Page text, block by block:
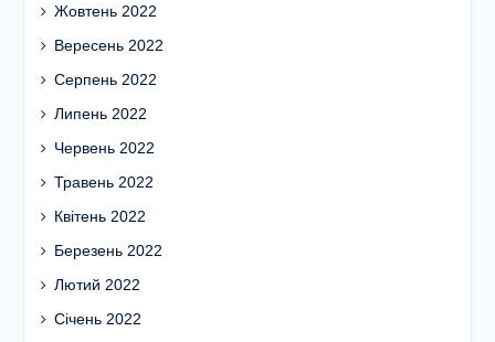
Жовтень 2022
Вересень 2022
Серпень 2022
Липень 2022
Червень 2022
Травень 2022
Квітень 2022
Березень 2022
Лютий 2022
Січень 2022